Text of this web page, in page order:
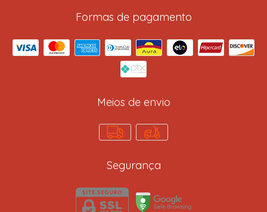
Formas de pagamento
Meios de envio
Segurança